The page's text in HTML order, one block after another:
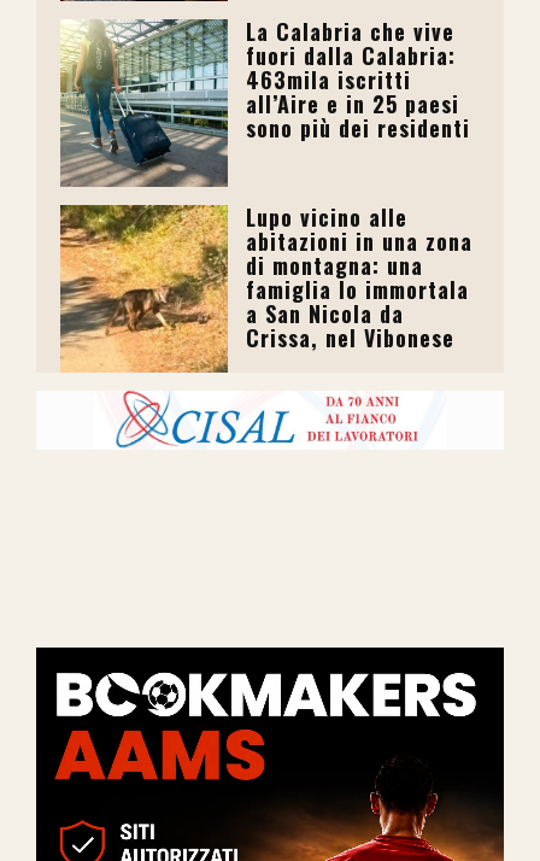
La Calabria che vive
fuori dalla Calabria:
463mila iscritti
all’Aire e in 25 paesi
sono più dei residenti
Lupo vicino alle
abitazioni in una zona
di montagna: una
famiglia lo immortala
a San Nicola da
Crissa, nel Vibonese